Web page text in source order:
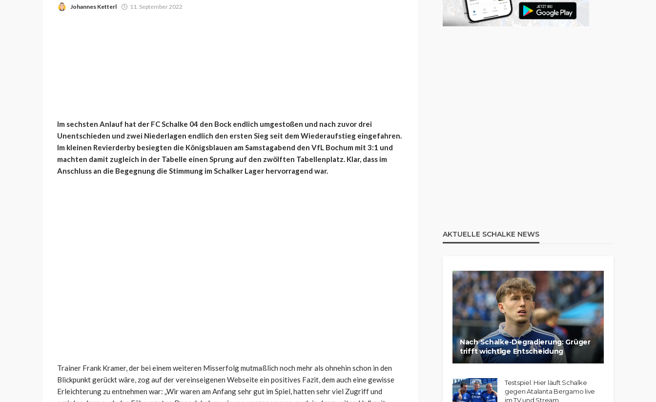
Johannes Ketterl 11. September 2022
Im sechsten Anlauf hat der FC Schalke 04 den Bock endlich umgestoßen und nach zuvor drei
Unentschieden und zwei Niederlagen endlich den ersten Sieg seit dem Wiederaufstieg eingefahren.
Im kleinen Revierderby besiegten die Königsblauen am Samstagabend den VfL Bochum mit 3:1 und
machten damit zugleich in der Tabelle einen Sprung auf den zwölften Tabellenplatz. Klar, dass im
Anschluss an die Begegnung die Stimmung im Schalker Lager hervorragend war.
Trainer Frank Kramer, der bei einem weiteren Misserfolg mutmaßlich noch mehr als ohnehin schon in den
Blickpunkt gerückt wäre, zog auf der vereinseigenen Webseite ein positives Fazit, dem auch eine gewisse
Erleichterung zu entnehmen war: „Wir waren am Anfang sehr gut im Spiel, hatten sehr viel Zugriff und
AKTUELLE SCHALKE NEWS
Nach Schalke-Degradierung: Grüger
trifft wichtige Entscheidung
Testspiel: Hier läuft Schalke
gegen Atalanta Bergamo live
im TV und Stream